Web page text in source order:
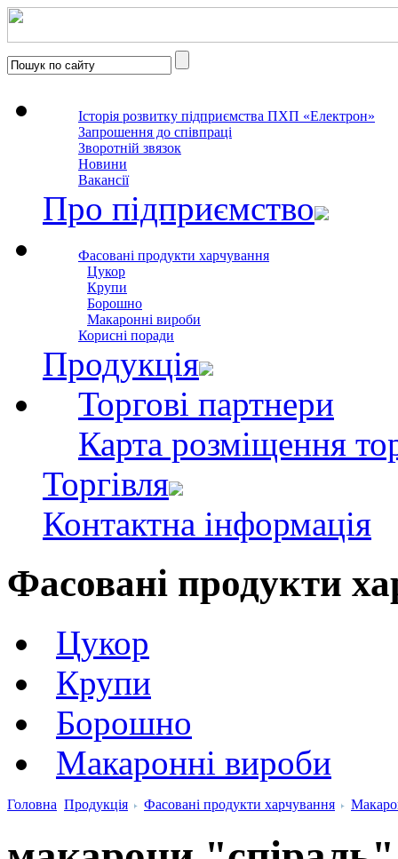
Історія розвитку підприємства ПХП «Електрон»
Запрошення до співпраці
Зворотній звязок
Новини
Вакансії
Про підприємство
Фасовані продукти харчування
Цукор
Крупи
Борошно
Макаронні вироби
Корисні поради
Продукція
Торгові партнери
Карта розміщення
Торгівля
Контактна інформація
Фасовані продукти
Цукор
Крупи
Борошно
Макаронні вироби
Головна Продукція Фасовані продукти харчування